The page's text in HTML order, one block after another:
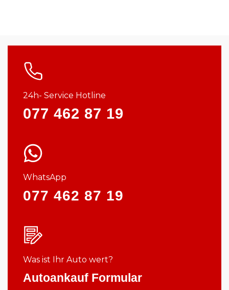
24h- Service Hotline
077 462 87 19
WhatsApp
077 462 87 19
Was ist Ihr Auto wert?
Autoankauf Formular